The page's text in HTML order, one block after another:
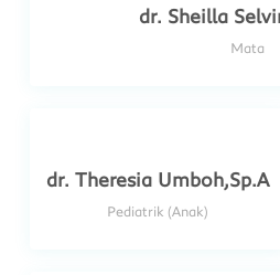
dr. Sheilla
Mata
dr. Theresia Umboh,Sp.A
Pediatrik (Anak)